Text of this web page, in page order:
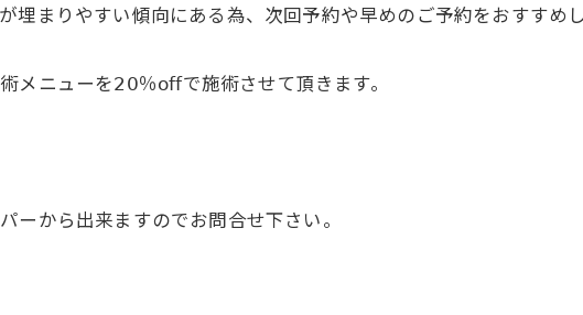
埋まりやすい傾向にある為、次回予約や早めのご予約をおすすめ
ニューを𝟤𝟢％𝗈𝖿𝖿で施術させて頂きます。
ーから出来ますのでお問合せ下さい。